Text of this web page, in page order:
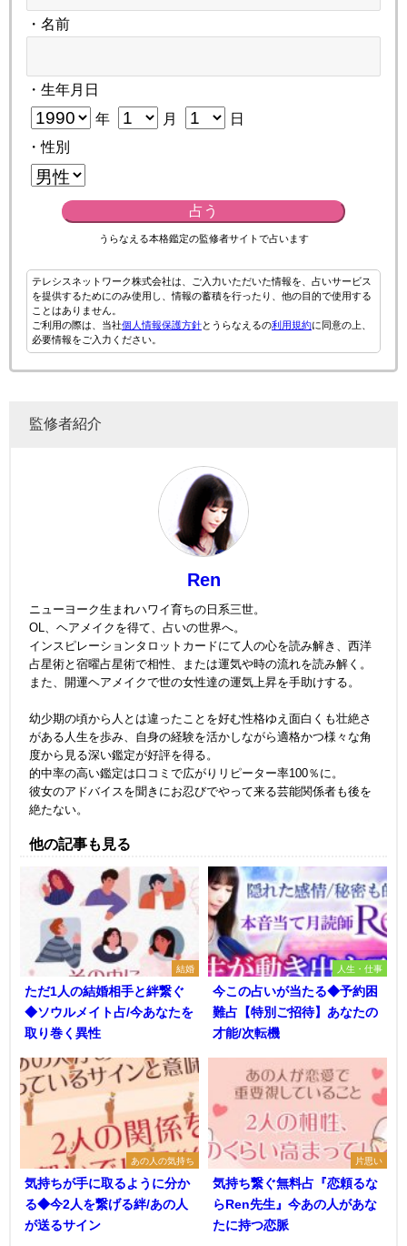
・名前
・生年月日
年 月
日
・性別
占う
うらなえる本格鑑定の監修者サイトで占います
テレシスネットワーク株式会社は、ご入力いただいた情報を、占いサービス
を提供するためにのみ使用し、情報の蓄積を行ったり、他の目的で使用する
ことはありません。
ご利用の際は、当社個人情報保護方針とうらなえるの利用規約に同意の上、
必要情報をご入力ください。
監修者紹介
Ren
ニューヨーク生まれハワイ育ちの日系三世。
OL、ヘアメイクを得て、占いの世界へ。
インスピレーションタロットカードにて人の心を読み解き、西洋
占星術と宿曜占星術で相性、または運気や時の流れを読み解く。
また、開運ヘアメイクで世の女性達の運気上昇を手助けする。
幼少期の頃から人とは違ったことを好む性格ゆえ面白くも壮絶さ
がある人生を歩み、自身の経験を活かしながら適格かつ様々な角
度から見る深い鑑定が好評を得る。
的中率の高い鑑定は口コミで広がりリピーター率100％に。
彼女のアドバイスを聞きにお忍びでやって来る芸能関係者も後を
絶たない。
他の記事も見る
結婚
ただ1人の結婚相手と絆繋ぐ
◆ソウルメイト占/今あなたを
取り巻く異性
人生・仕事
今この占いが当たる◆予約困
難占【特別ご招待】あなたの
才能/次転機
あの人の気持ち
気持ちが手に取るように分か
る◆今2人を繋げる絆/あの人
が送るサイン
片思い
気持ち繋ぐ無料占『恋頼るな
らRen先生』今あの人があな
たに持つ恋脈